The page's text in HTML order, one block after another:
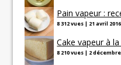
Pain vapeur :
8 312 vues | 21 avril 2016
Cake vapeur à la
8 210 vues | 2 décembre